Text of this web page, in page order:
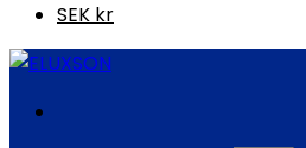
SEK kr